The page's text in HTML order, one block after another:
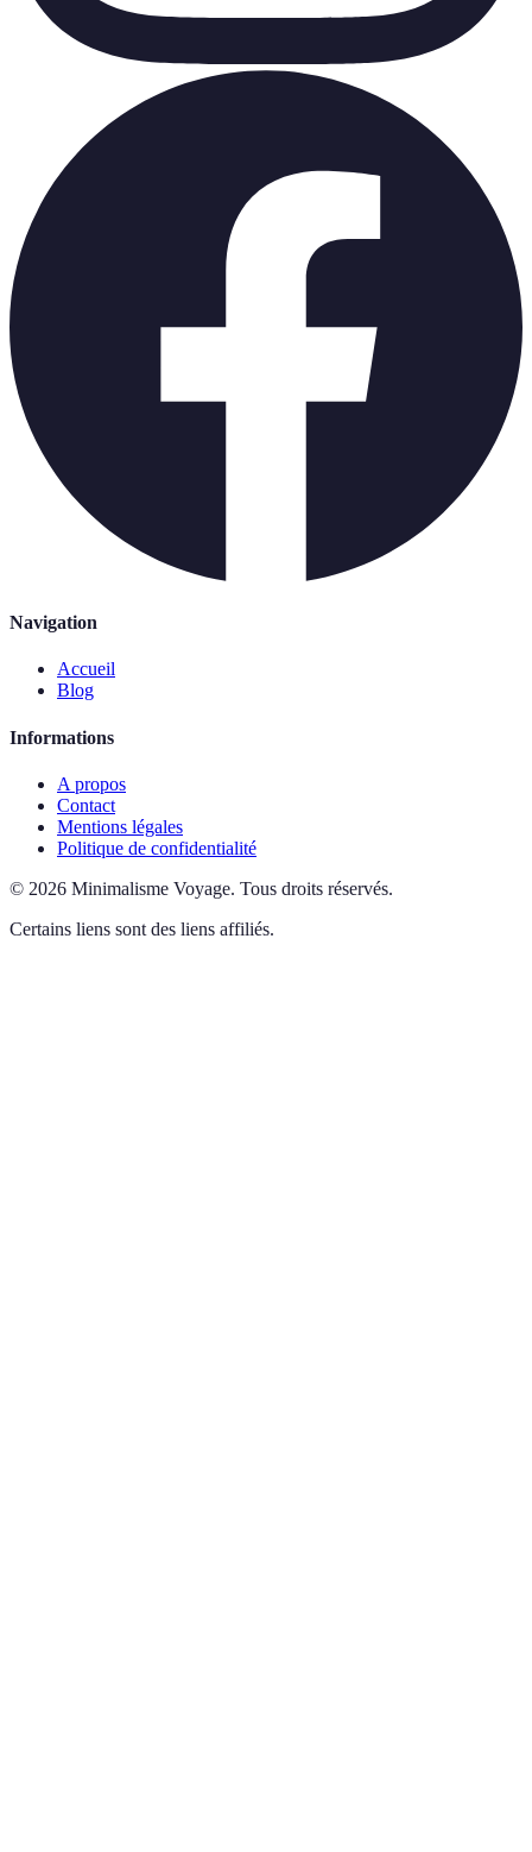
Navigation
Accueil
Blog
Informations
A propos
Contact
Mentions légales
Politique de confidentialité
© 2026 Minimalisme Voyage. Tous droits réservés.
Certains liens sont des liens affiliés.